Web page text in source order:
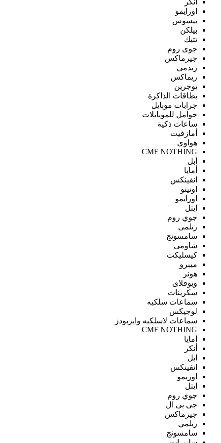
انكر
اورايمو
بيسوس
بيلكن
تتيك
جوى روم
جيرماكس
ريدمي
ريماكس
يوجرين
بطاقات الذاكرة
جرابات موبايل
حوامل للموبايلات
ساعات ذكية
أمازفيت
هواوى
CMF NOTHING
أبل
أمايا
انفينكس
اوتيتو
اورايمو
ايتل
جوي روم
ريلمى
سامسونج
شاومى
كيسليكت
ميبرو
هونر
ويوفلاى
سكرينات
سماعات سلكيه
لوجيكس
سماعات لاسلكيه وايربودز
CMF NOTHING
أمايا
أنكر
ابل
انفينكس
اوريمو
ايتل
جوي روم
جى بى ال
جيرماكس
ريلمي
سامسونج